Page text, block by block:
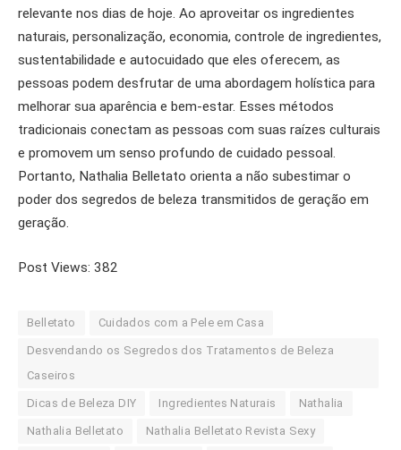
relevante nos dias de hoje. Ao aproveitar os ingredientes
naturais, personalização, economia, controle de ingredientes,
sustentabilidade e autocuidado que eles oferecem, as
pessoas podem desfrutar de uma abordagem holística para
melhorar sua aparência e bem-estar. Esses métodos
tradicionais conectam as pessoas com suas raízes culturais
e promovem um senso profundo de cuidado pessoal.
Portanto, Nathalia Belletato orienta a não subestimar o
poder dos segredos de beleza transmitidos de geração em
geração.
Post Views: 382
Belletato Cuidados com a Pele em Casa
Desvendando os Segredos dos Tratamentos de Beleza
Caseiros
Dicas de Beleza DIY Ingredientes Naturais Nathalia
Nathalia Belletato Nathalia Belletato Revista Sexy